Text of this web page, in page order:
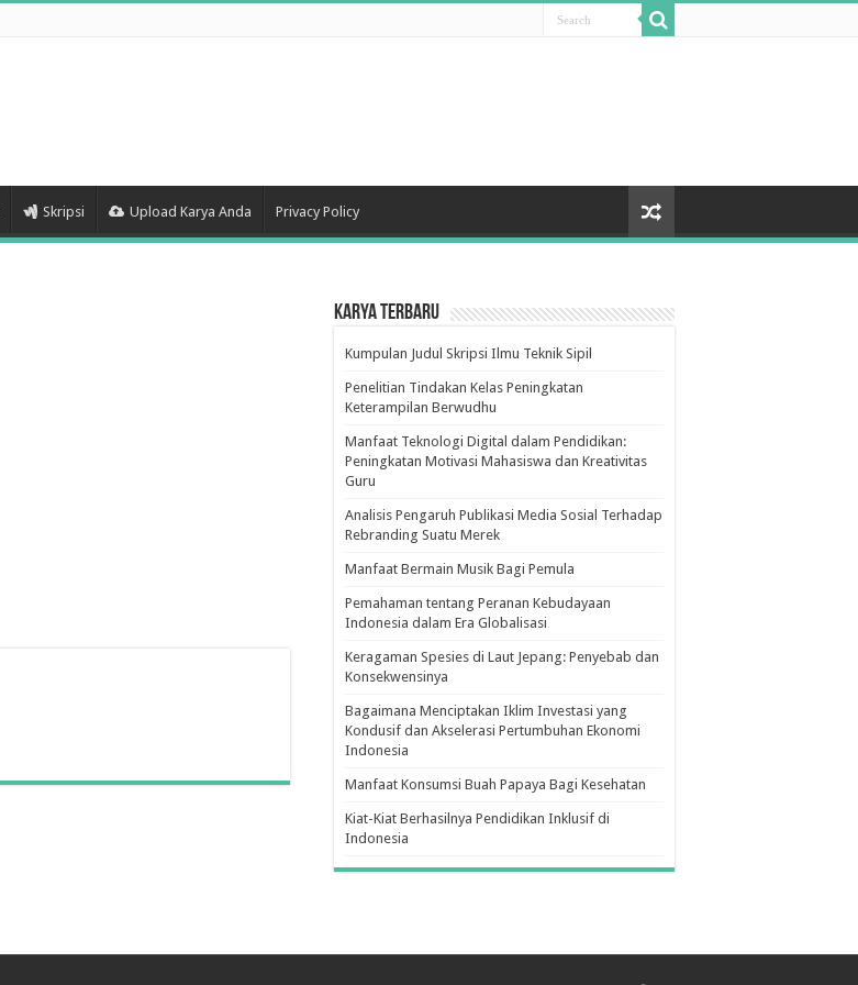
Skripsi Upload Karya Anda Privacy Policy
Karya Terbaru
Kumpulan Judul Skripsi Ilmu Teknik Sipil
Penelitian Tindakan Kelas Peningkatan
Keterampilan Berwudhu
Manfaat Teknologi Digital dalam Pendidikan:
Peningkatan Motivasi Mahasiswa dan Kreativitas
Guru
Analisis Pengaruh Publikasi Media Sosial Terhadap
Rebranding Suatu Merek
Manfaat Bermain Musik Bagi Pemula
Pemahaman tentang Peranan Kebudayaan
Indonesia dalam Era Globalisasi
Keragaman Spesies di Laut Jepang: Penyebab dan
Konsekwensinya
Bagaimana Menciptakan Iklim Investasi yang
Kondusif dan Akselerasi Pertumbuhan Ekonomi
Indonesia
Manfaat Konsumsi Buah Papaya Bagi Kesehatan
Kiat-Kiat Berhasilnya Pendidikan Inklusif di
Indonesia